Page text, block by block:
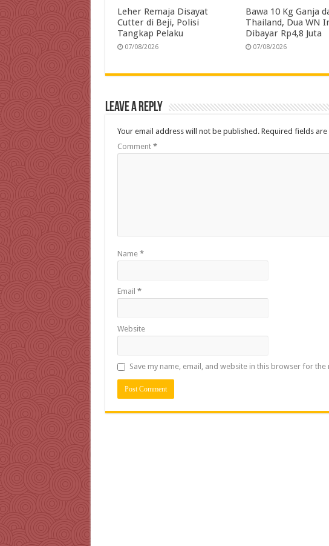
Leher Remaja Disayat
Cutter di Beji, Polisi
Tangkap Pelaku
07/08/2026
Bawa 10 Kg Ganja
Thailand, Dua WN
Dibayar Rp4,8 Juta
07/08/2026
Leave a Reply
Your email address will not be published. Required fields are
Comment *
Name *
Email *
Website
Save my name, email, and website in this browser for